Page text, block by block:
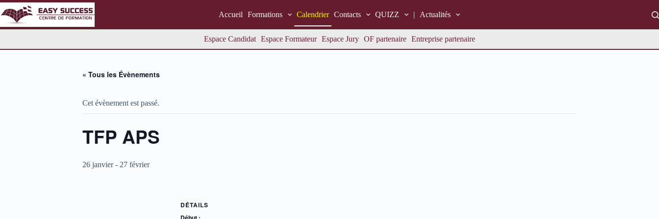
Passer
au
contenu
Accueil Formations Calendrier Contacts QUIZZ | Actualités
Espace Candidat Espace Formateur Espace Jury OF partenaire Entreprise partenaire
« Tous les Évènements
Cet évènement est passé.
TFP APS
26 janvier- 27 février
DÉTAILS